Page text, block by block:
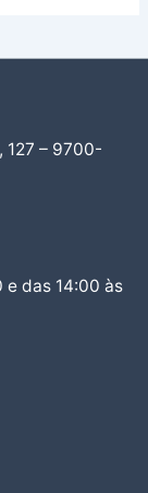
127 – 9700-
e das 14:00 às